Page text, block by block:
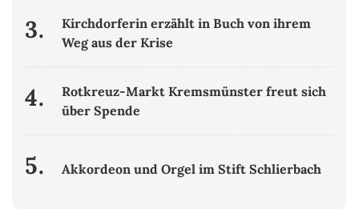
3.
Kirchdorferin erzählt in Buch von ihrem
Weg aus der Krise
4.
Rotkreuz-Markt Kremsmünster freut sich
über Spende
5. Akkordeon und Orgel im Stift Schlierbach